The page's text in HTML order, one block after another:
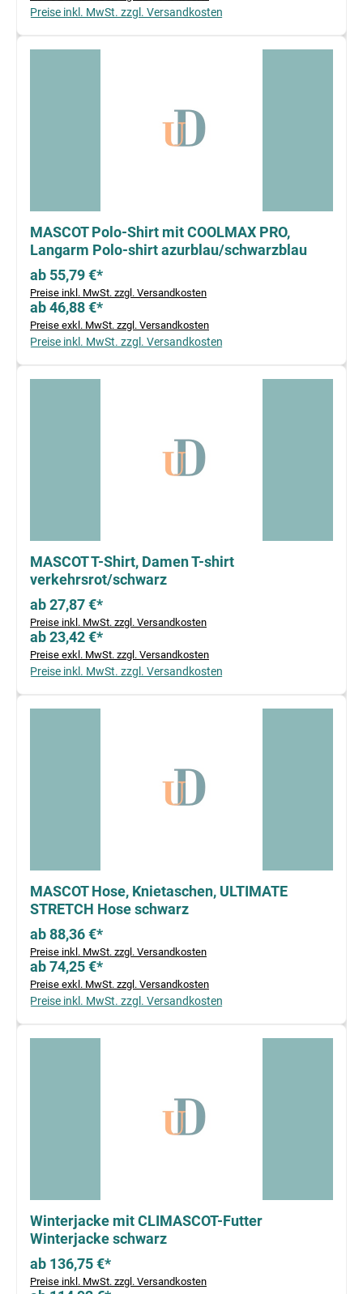
Preise inkl. MwSt. zzgl. Versandkosten
MASCOT Polo-Shirt mit COOLMAX PRO,
Langarm Polo-shirt azurblau/schwarzblau
ab 55,79 €*
Preise inkl. MwSt. zzgl. Versandkosten
ab 46,88 €*
Preise exkl. MwSt. zzgl. Versandkosten
Preise inkl. MwSt. zzgl. Versandkosten
MASCOT T-Shirt, Damen T-shirt
verkehrsrot/schwarz
ab 27,87 €*
Preise inkl. MwSt. zzgl. Versandkosten
ab 23,42 €*
Preise exkl. MwSt. zzgl. Versandkosten
Preise inkl. MwSt. zzgl. Versandkosten
MASCOT Hose, Knietaschen, ULTIMATE
STRETCH Hose schwarz
ab 88,36 €*
Preise inkl. MwSt. zzgl. Versandkosten
ab 74,25 €*
Preise exkl. MwSt. zzgl. Versandkosten
Preise inkl. MwSt. zzgl. Versandkosten
Winterjacke mit CLIMASCOT-Futter
Winterjacke schwarz
ab 136,75 €*
Preise inkl. MwSt. zzgl. Versandkosten